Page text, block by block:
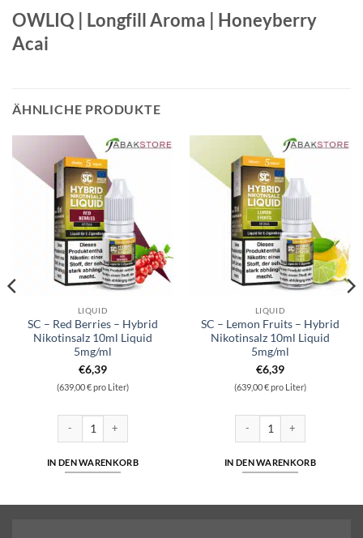
OWLIQ | Longfill Aroma | Honeyberry
Acai
ÄHNLICHE PRODUKTE
LIQUID
SC – Red Berries – Hybrid
Nikotinsalz 10ml Liquid
5mg/ml
€6,39
(639,00 € pro Liter)
IN DEN WARENKORB
LIQUID
SC – Lemon Fruits – Hybrid
Nikotinsalz 10ml Liquid
5mg/ml
€6,39
(639,00 € pro Liter)
IN DEN WARENKORB